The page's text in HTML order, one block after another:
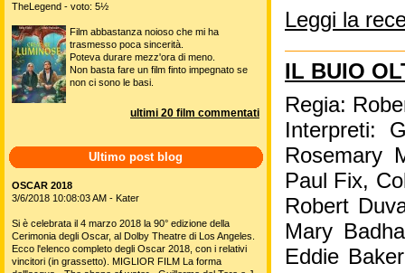
Leggi la
IL BUIO
Regia:
Interpreti:
Rosemary
Paul Fix,
Robert
Mary
Eddie
TheLegend - voto: 5½
Film abbastanza noioso che mi ha
trasmesso poca sincerità.
Poteva durare mezz'ora di meno.
Non basta fare un film finto impegnato se
non ci sono le basi.
ultimi 20 film commentati
Ultimo post blog
OSCAR 2018
3/6/2018 10:08:03 AM - Kater
Si è celebrata il 4 marzo 2018 la 90° edizione della
Cerimonia degli Oscar, al Dolby Theatre di Los Angeles.
Ecco l'elenco completo degli Oscar 2018, con i relativi
vincitori (in grassetto). MIGLIOR FILM La forma